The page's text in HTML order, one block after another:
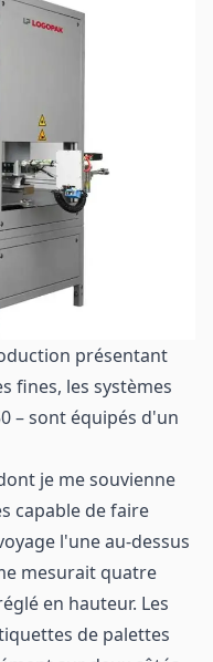
présentant
fines, les systèmes
– sont équipés d'un
je me souvienne
capable de faire
l'une au-dessus
mesurait quatre
en hauteur. Les
de palettes